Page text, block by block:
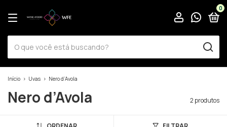
0
Início > Uvas > Nero d’Avola
Nero d’Avola 2 produtos